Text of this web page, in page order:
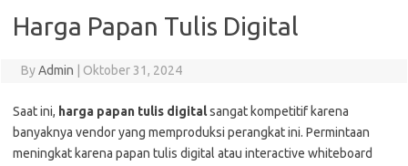
Harga Papan Tulis Digital
ByAdmin Oktober 31, 2024
Saat ini, harga papan tulis digitalsangat kompetitif karena
banyaknya vendor yang memproduksi perangkat ini. Permintaan
meningkat karena papan tulis digital atau interactive whiteboard